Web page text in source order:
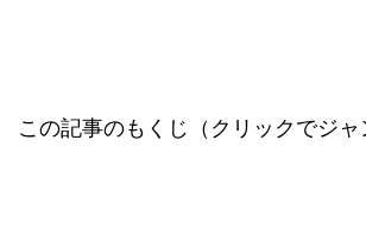
この記事のもくじ（クリックでジャ